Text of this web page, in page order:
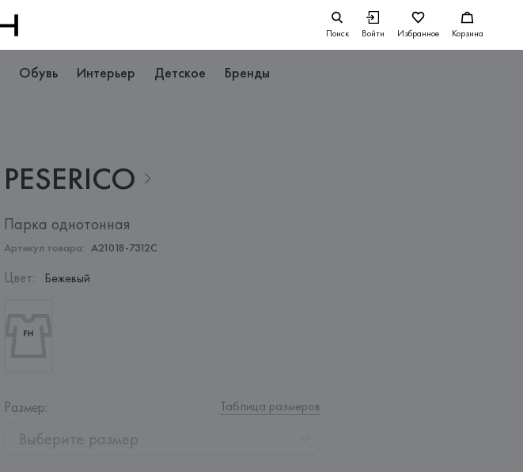
Поиск Войти Избранное Корзина
Обувь Интерьер Детское Бренды
PESERICO
Парка однотонная
Артикул товара: A21018-7312C
Цвет: Бежевый
Размер: Таблица размеров
Выберите размер